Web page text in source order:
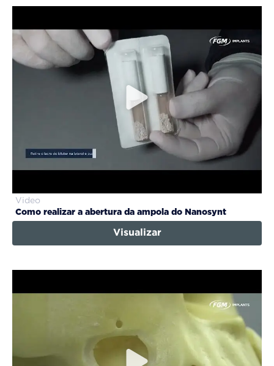
Video
Como realizar a abertura da ampola do Nanosynt
Visualizar